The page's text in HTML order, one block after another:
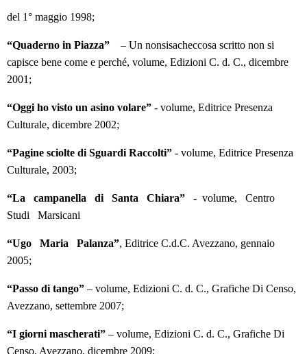
del 1° maggio 1998;
“Quaderno in Piazza” – Un nonsisacheccosa scritto non si
capisce bene come e perché, volume, Edizioni C. d. C., dicembre
2001;
“Oggi ho visto un asino volare” - volume, Editrice Presenza
Culturale, dicembre 2002;
“Pagine sciolte di Sguardi Raccolti” - volume, Editrice Presenza
Culturale, 2003;
“La campanella di Santa Chiara” - volume, Centro
Studi Marsicani
“Ugo Maria Palanza”, Editrice C.d.C. Avezzano, gennaio
2005;
“Passo di tango” – volume, Edizioni C. d. C., Grafiche Di Censo,
Avezzano, settembre 2007;
“I giorni mascherati” – volume, Edizioni C. d. C., Grafiche Di
Censo, Avezzano, dicembre 2009;